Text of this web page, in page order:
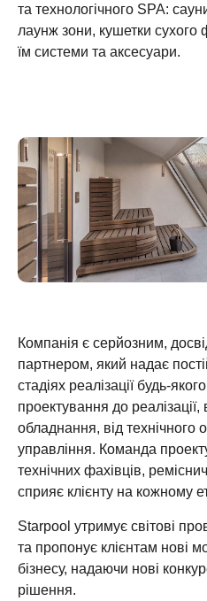
та технологічного SPA:
лаунж зони, кушетки сухого
їм системи та аксесуари.
Компанія є серйозним,
партнером, який надає
стадіях реалізації будь-
проектування до
обладнання, від технічного
управління. Команда
технічних фахівців,
сприяє клієнту на кожному
Starpool утримує світові
та пропонує клієнтам нові
бізнесу, надаючи нові
рішення.